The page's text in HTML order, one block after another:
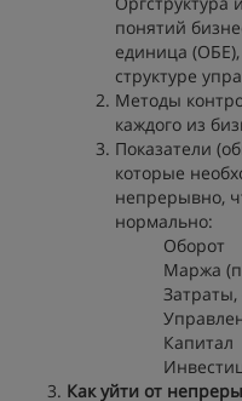
понятий
единица (ОБЕ)
структуре
Методы
каждого из
Показатели
которые
непрерывно,
нормально:
Оборот
Маржа
Капитал
Как уйти от